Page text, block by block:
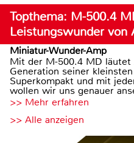
Topthema: M-500.4
Leistungswunder von
Miniatur-Wunder-Amp
Mit der M-500.4 MD läutet
Generation seiner
Superkompakt und mit
wollen wir uns genauer
>> Mehr erfahren
>> Alle anzeigen